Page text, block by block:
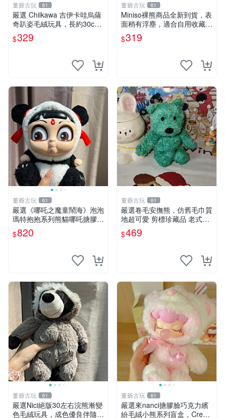
董爺古玩 61
嚴選 Chiikawa 吉伊卡哇烏薩
奇趴姿毛絨玩具，長約30c
m，質地超軟適合收藏 烏薩
奇 Chiikawa 毛絨 超軟
$329
董爺古玩 61
Miniso裸熊商品全新到貨，表
面稍有浮塵，適合自用收藏嚴
選款。 裸熊 商品 裸熊玩偶
$319
董爺古玩 61
嚴選《哪吒之魔童鬧海》泡泡
瑪特抱抱系列熊貓哪吒搪膠臉
毛絨， STATE：如圖顯示 哪
吒 毛絨公仔 泡泡瑪特
$820
董爺古玩 61
嚴選卷毛安撫熊，仿舊毛巾質
地超可愛 剪標珍藏品 老式毛
巾質地 安撫熊 款式
$469
董爺古玩 61
嚴選Nici絕版30左右浣熊漸變
色毛絨玩具，成色優良伴隨原
董爺古玩 61
嚴選來nanci搪膠臉巧克力繽
紛毛絨小熊系列盲盒，Crea